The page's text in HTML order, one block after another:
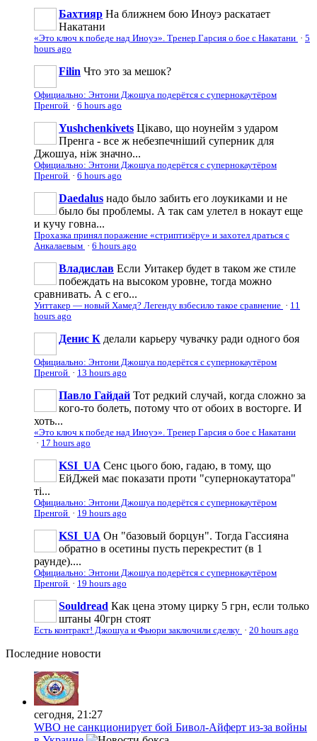
Бахтияр На ближнем бою Иноуэ раскатает
Накатани
«Это ключ к победе над Иноуэ». Тренер Гарсия о бое с Накатани · 5
hours ago
Filin Что это за мешок?
Официально: Энтони Джошуа подерётся с супернокаутёром
Пренгой · 6 hours ago
Yushchenkivets Цікаво, що ноунейм з ударом
Пренга - все ж небезпечніший суперник для
Джошуа, ніж значно...
Официально: Энтони Джошуа подерётся с супернокаутёром
Пренгой · 6 hours ago
Daedalus надо было забить его лоукиками и не
было бы проблемы. А так сам улетел в нокаут еще
и кучу говна...
Прохазка принял поражение «стриптизёру» и захотел драться с
Анкалаевым · 6 hours ago
Владислав Если Уитакер будет в таком же стиле
побеждать на высоком уровне, тогда можно
сравнивать. А с его...
Уиттакер — новый Хамед? Легенду взбесило такое сравнение · 11
hours ago
Денис К делали карьеру чувачку ради одного боя
Официально: Энтони Джошуа подерётся с супернокаутёром
Пренгой · 13 hours ago
Павло Гайдай Тот редкий случай, когда сложно за
кого-то болеть, потому что от обоих в восторге. И
хоть...
«Это ключ к победе над Иноуэ». Тренер Гарсия о бое с Накатани
· 17 hours ago
KSI_UA Сенс цього бою, гадаю, в тому, що
ЕйДжей має показати проти "супернокаутатора"
ті...
Официально: Энтони Джошуа подерётся с супернокаутёром
Пренгой · 19 hours ago
KSI_UA Он "базовый борцун". Тогда Гассияна
обратно в осетины пусть перекрестит (в 1
раунде)....
Официально: Энтони Джошуа подерётся с супернокаутёром
Пренгой · 19 hours ago
Souldread Как цена этому цирку 5 грн, если только
штаны 40грн стоят
Есть контракт! Джошуа и Фьюри заключили сделку · 20 hours ago
Последние новости
сегодня, 21:27
WBO не санкционирует бой Бивол-Айферт из-за войны